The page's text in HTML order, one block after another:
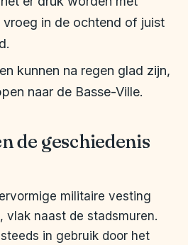
in de ochtend of juist
kunnen na regen glad zijn,
naar de Basse-Ville.
de geschiedenis
militaire vesting
vlak naast de stadsmuren.
in gebruik door het